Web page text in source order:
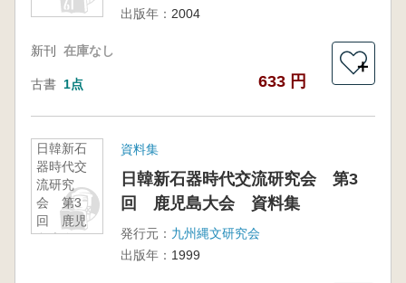
出版年： 2004
新刊 在庫なし
古書 1点 633 円
＋
日韓新石
器時代交
流研究
会 第3
回 鹿児
島大会
資料集
日韓新石器時代交流研究会 第3
回 鹿児島大会 資料集
発行元： 九州縄文研究会
出版年： 1999